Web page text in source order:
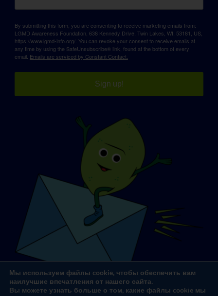
By submitting this form, you are consenting to receive marketing emails from:
LGMD Awareness Foundation, 638 Kennedy Drive, Twin Lakes, WI, 53181, US,
https://www.lgmd-info.org/. You can revoke your consent to receive emails at
any time by using the SafeUnsubscribe® link, found at the bottom of every
email. Emails are serviced by Constant Contact.
Sign up!
Мы используем файлы cookie, чтобы обеспечить вам
наилучшие впечатления от нашего сайта.
Вы можете узнать больше о том, какие файлы cookie мы